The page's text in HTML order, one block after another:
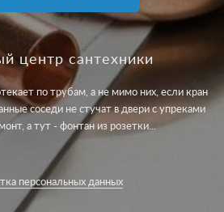
центр сантехники
по трубам, а не мимо них, если кран
соседи не стучат в двери с упреками
а тут - фонтан из розетки...
персональных данных